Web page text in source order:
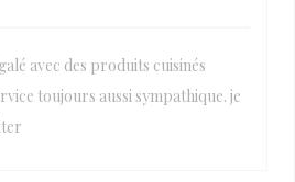
avec des produits cuisinés
toujours aussi sympathique. je